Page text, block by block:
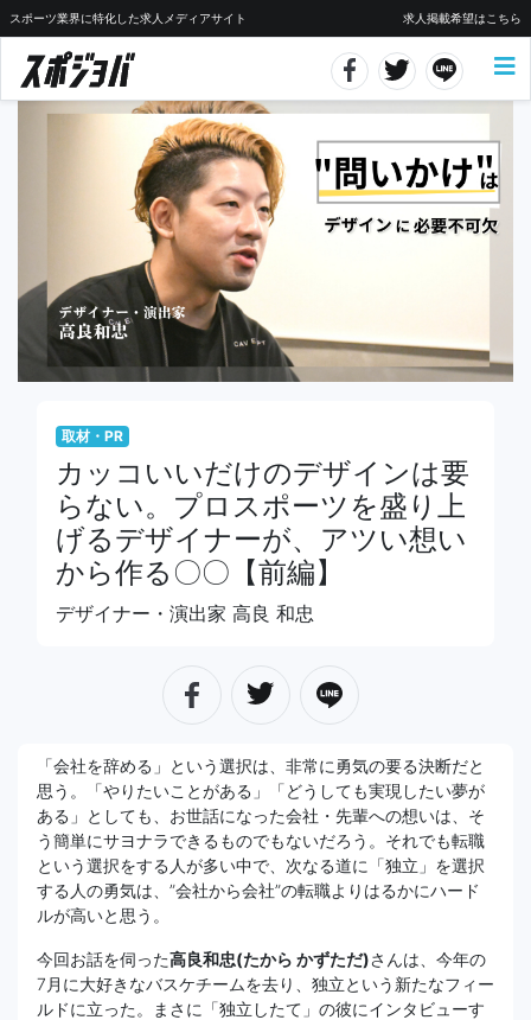
スポーツ業界に特化した求人メディアサイト 求人掲載希望はこちら
取材・PR
カッコいいだけのデザインは要
らない。プロスポーツを盛り上
げるデザイナーが、アツい想い
から作る〇〇【前編】
デザイナー・演出家 高良 和忠
「会社を辞める」という選択は、非常に勇気の要る決断だと
思う。「やりたいことがある」「どうしても実現したい夢が
ある」としても、お世話になった会社・先輩への想いは、そ
う簡単にサヨナラできるものでもないだろう。それでも転職
という選択をする人が多い中で、次なる道に「独立」を選択
する人の勇気は、”会社から会社”の転職よりはるかにハード
ルが高いと思う。
今回お話を伺った高良和忠(たから かずただ)さんは、今年の
7月に大好きなバスケチームを去り、独立という新たなフィー
ルドに立った。まさに「独立したて」の彼にインタビューす